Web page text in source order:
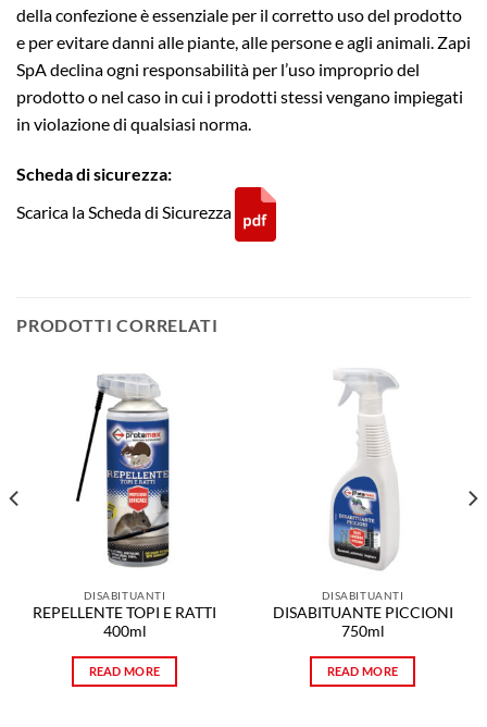
della confezione è essenziale per il corretto uso del prodotto
e per evitare danni alle piante, alle persone e agli animali. Zapi
SpA declina ogni responsabilità per l’uso improprio del
prodotto o nel caso in cui i prodotti stessi vengano impiegati
in violazione di qualsiasi norma.
Scheda di sicurezza:
Scarica la Scheda di Sicurezza
PRODOTTI CORRELATI
DISABITUANTI
REPELLENTE TOPI E RATTI
400ml
READ MORE
DISABITUANTI
DISABITUANTE PICCIONI
750ml
READ MORE